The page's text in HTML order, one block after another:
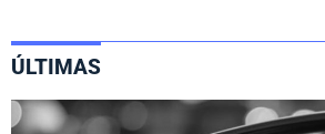
ÚLTIMAS